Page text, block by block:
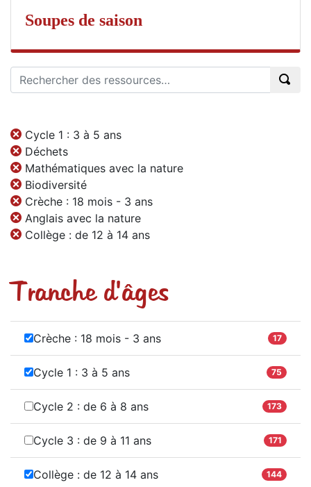
Soupes de saison
Cycle 1 : 3 à 5 ans
Déchets
Mathématiques avec la nature
Biodiversité
Crèche : 18 mois - 3 ans
Anglais avec la nature
Collège : de 12 à 14 ans
Tranche d'âges
Crèche : 18 mois - 3 ans 17
Cycle 1 : 3 à 5 ans 75
Cycle 2 : de 6 à 8 ans 173
Cycle 3 : de 9 à 11 ans 171
Collège : de 12 à 14 ans 144